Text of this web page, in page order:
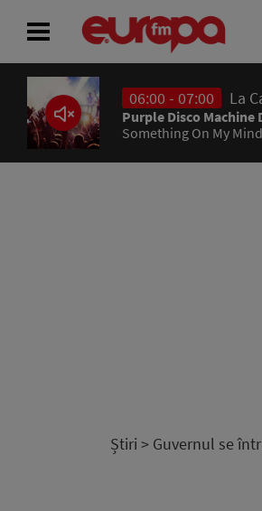
06:00 - 07:00 La
Purple Disco
Something On My Mind
Știri > Guvernul se
ACASĂ
ȘTIRI